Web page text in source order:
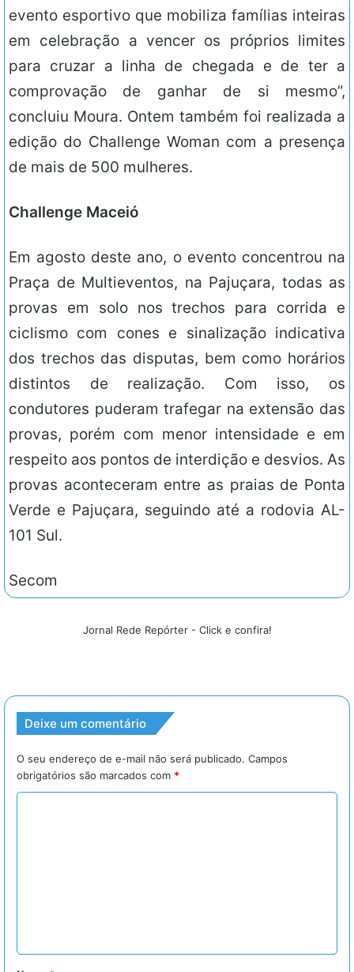
evento esportivo que mobiliza famílias inteiras
em celebração a vencer os próprios limites
para cruzar a linha de chegada e de ter a
comprovação de ganhar de si mesmo”,
concluiu Moura. Ontem também foi realizada a
edição do Challenge Woman com a presença
de mais de 500 mulheres.
Challenge Maceió
Em agosto deste ano, o evento concentrou na
Praça de Multieventos, na Pajuçara, todas as
provas em solo nos trechos para corrida e
ciclismo com cones e sinalização indicativa
dos trechos das disputas, bem como horários
distintos de realização. Com isso, os
condutores puderam trafegar na extensão das
provas, porém com menor intensidade e em
respeito aos pontos de interdição e desvios. As
provas aconteceram entre as praias de Ponta
Verde e Pajuçara, seguindo até a rodovia AL-
101 Sul.
Secom
Jornal Rede Repórter - Click e confira!
Deixe um comentário
O seu endereço de e-mail não será publicado. Campos
obrigatórios são marcados com *
r